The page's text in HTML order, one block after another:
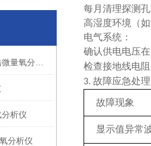
析仪
分析仪
每月清理探测
高湿度环境（
电气系统：
确认供电电压在
检查接地线电阻
3. 故障应急处理
故障现象
显示值异常